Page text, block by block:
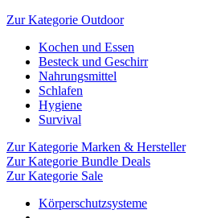
Zur Kategorie Outdoor
Kochen und Essen
Besteck und Geschirr
Nahrungsmittel
Schlafen
Hygiene
Survival
Zur Kategorie Marken & Hersteller
Zur Kategorie Bundle Deals
Zur Kategorie Sale
Körperschutzsysteme